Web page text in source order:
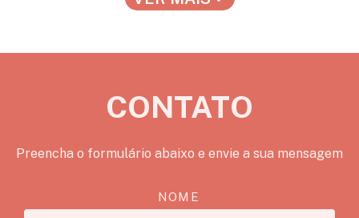
CONTATO
Preencha o formulário abaixo e envie a sua mensagem
NOME